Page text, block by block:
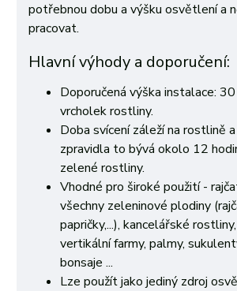
potřebnou dobu a výšku osvětlení a
pracovat.
Hlavní výhody a doporučení:
Doporučená výška instalace:
vrcholek rostliny.
Doba svícení záleží na rostlině a
zpravidla to bývá okolo 12
zelené rostliny.
Vhodné pro široké použití -
všechny zeleninové plodiny
papričky,...), kancelářské
vertikální farmy, palmy,
bonsaje ...
Lze použít jako jediný zdroj